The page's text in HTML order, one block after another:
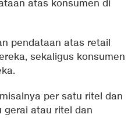
atas konsumen di
pendataan atas retail
sekaligus konsumen
per satu ritel dan
gerai atau ritel dan